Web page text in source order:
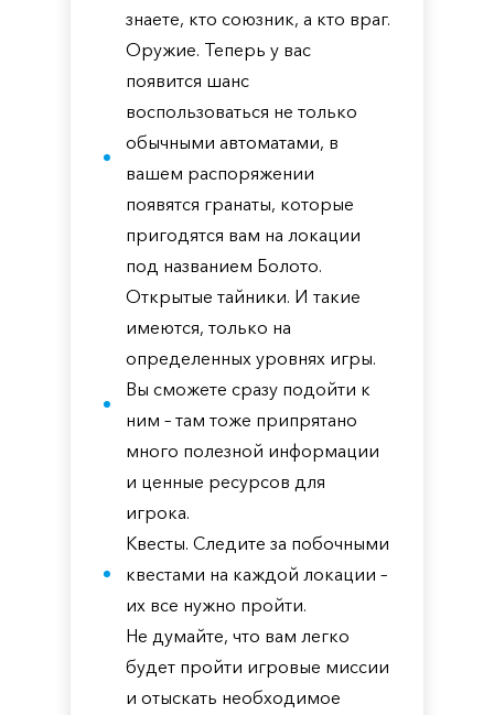
знаете, кто союзник, а кто враг.
Оружие. Теперь у вас
появится шанс
воспользоваться не только
обычными автоматами, в
вашем распоряжении
появятся гранаты, которые
пригодятся вам на локации
под названием Болото.
Открытые тайники. И такие
имеются, только на
определенных уровнях игры.
Вы сможете сразу подойти к
ним – там тоже припрятано
много полезной информации
и ценные ресурсов для
игрока.
Квесты. Следите за побочными
квестами на каждой локации –
их все нужно пройти.
Не думайте, что вам легко
будет пройти игровые миссии
и отыскать необходимое